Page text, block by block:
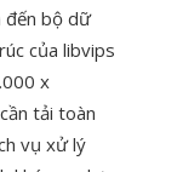
đến bộ dữ
của libvips
x
tải toàn
vụ xử lý